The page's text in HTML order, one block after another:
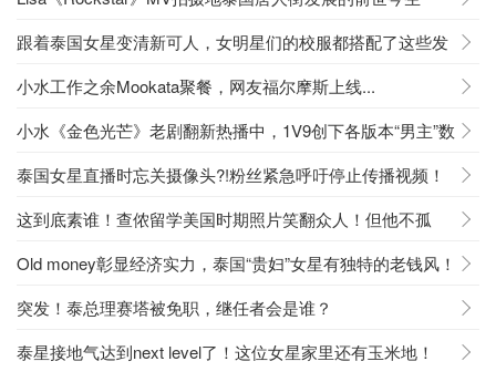
跟着泰国女星变清新可人，女明星们的校服都搭配了这些发
型！
小水工作之余Mookata聚餐，网友福尔摩斯上线...
小水《金色光芒》老剧翻新热播中，1V9创下各版本“男主”数
量之最
泰国女星直播时忘关摄像头?!粉丝紧急呼吁停止传播视频！
这到底素谁！查侬留学美国时期照片笑翻众人！但他不孤
单，不是因为
Old money彰显经济实力，泰国“贵妇”女星有独特的老钱风！
突发！泰总理赛塔被免职，继任者会是谁？
泰星接地气达到next level了！这位女星家里还有玉米地！